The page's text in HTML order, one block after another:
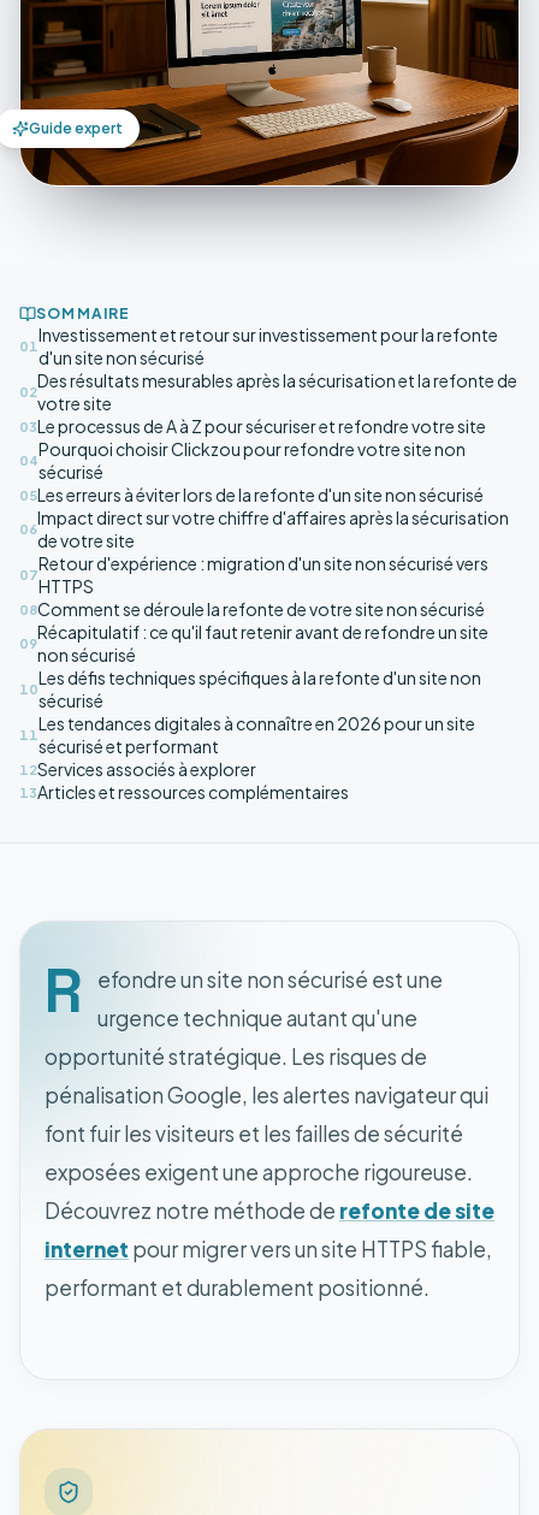
Guide expert
SOMMAIRE
01
Investissement et retour sur investissement pour la refonte
d'un site non sécurisé
02
Des résultats mesurables après la sécurisation et la refonte de
votre site
03Le processus de A à Z pour sécuriser et refondre votre site
04
Pourquoi choisir Clickzou pour refondre votre site non
sécurisé
05Les erreurs à éviter lors de la refonte d'un site non sécurisé
06
Impact direct sur votre chiffre d'affaires après la sécurisation
de votre site
07
Retour d'expérience : migration d'un site non sécurisé vers
HTTPS
08Comment se déroule la refonte de votre site non sécurisé
09
Récapitulatif : ce qu'il faut retenir avant de refondre un site
non sécurisé
10
Les défis techniques spécifiques à la refonte d'un site non
sécurisé
11
Les tendances digitales à connaître en 2026 pour un site
sécurisé et performant
12Services associés à explorer
13Articles et ressources complémentaires
R
efondre un site non sécurisé est une
urgence technique autant qu'une
opportunité stratégique. Les risques de
pénalisation Google, les alertes navigateur qui
font fuir les visiteurs et les failles de sécurité
exposées exigent une approche rigoureuse.
Découvrez notre méthode de refonte de site
internet pour migrer vers un site HTTPS fiable,
performant et durablement positionné.